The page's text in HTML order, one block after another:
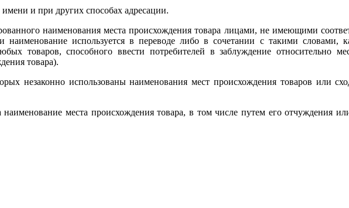
и при других способах адресации.
наименования места происхождения товара лицами, не имеющими
наименование используется в переводе либо в сочетании с такими
товаров, способного ввести потребителей в заблуждение относительно
товара).
незаконно использованы наименования мест происхождения товаров или
места происхождения товара, в том числе путем его отчуждения